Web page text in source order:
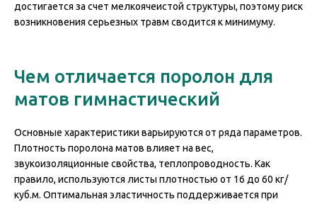
достигается за счет мелкоячеистой структуры, поэтому риск
возникновения серьезных травм сводится к минимуму.
Чем отличается поролон для
матов гимнастический
Основные характеристики варьируются от ряда параметров.
Плотность поролона матов влияет на вес,
звукоизоляционные свойства, теплопроводность. Как
правило, используются листы плотностью от 16 до 60 кг/
куб.м. Оптимальная эластичность поддерживается при